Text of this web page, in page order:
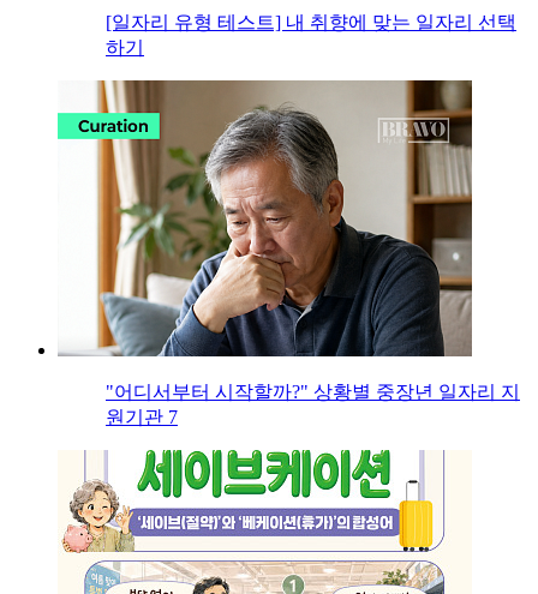
[일자리 유형 테스트] 내 취향에 맞는 일자리 선택
하기
"어디서부터 시작할까?" 상황별 중장년 일자리 지
원기관 7